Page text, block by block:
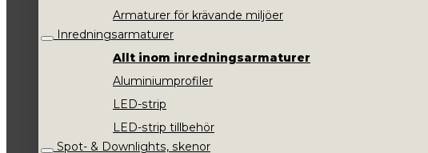
Armaturer för krävande miljöer
Inredningsarmaturer
Allt inom inredningsarmaturer
Aluminiumprofiler
LED-strip
LED-strip tillbehör
Spot- & Downlights, skenor